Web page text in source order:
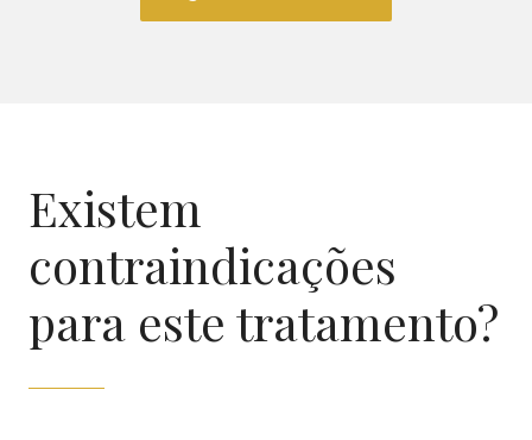
Existem
contraindicações
para este tratamento?